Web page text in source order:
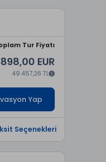
Tur Fiyatı
898,00 EUR
49.457,26 TL
Yap
Seçenekleri